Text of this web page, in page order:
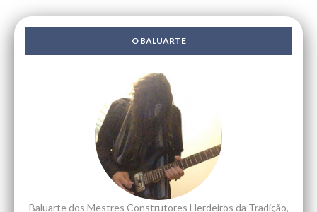
O BALUARTE
Baluarte dos Mestres Construtores Herdeiros da Tradição,